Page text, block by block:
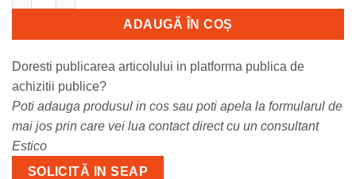
ADAUGĂ ÎN COȘ
Doresti publicarea articolului in platforma publica de
achizitii publice?
Poti adauga produsul in cos sau poti apela la formularul de
mai jos prin care vei lua contact direct cu un consultant
Estico
SOLICITĂ IN SEAP